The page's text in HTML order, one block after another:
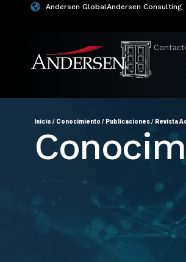
Andersen GlobalAndersen Consulting
Inicio / Conocimiento / Publicaciones/ Revista